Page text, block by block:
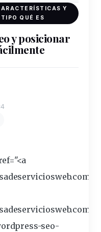
Y
QUÉ ES
y posicionar
seo-